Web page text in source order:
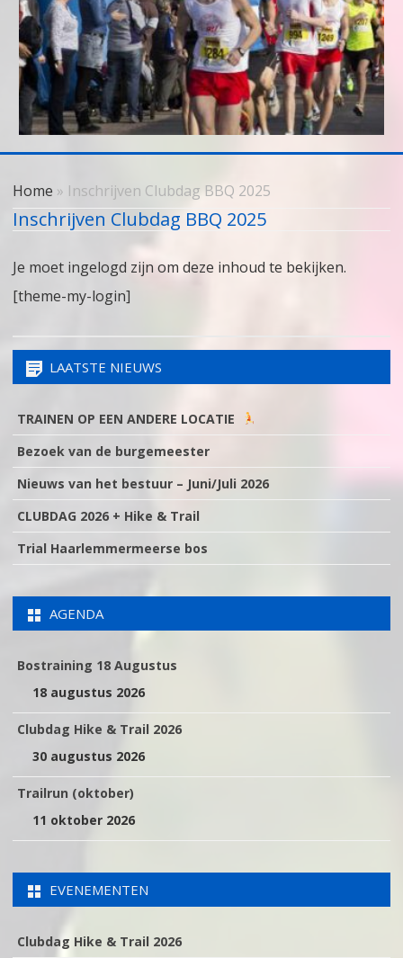
content
Home » Inschrijven Clubdag BBQ 2025
Inschrijven Clubdag BBQ 2025
Je moet ingelogd zijn om deze inhoud te bekijken.
[theme-my-login]
LAATSTE NIEUWS
TRAINEN OP EEN ANDERE LOCATIE
Bezoek van de burgemeester
Nieuws van het bestuur – Juni/Juli 2026
CLUBDAG 2026 + Hike & Trail
Trial Haarlemmermeerse bos
AGENDA
Bostraining 18 Augustus
18 augustus 2026
Clubdag Hike & Trail 2026
30 augustus 2026
Trailrun (oktober)
11 oktober 2026
EVENEMENTEN
Clubdag Hike & Trail 2026